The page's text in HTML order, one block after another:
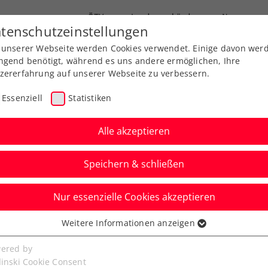
ÖTV Landesverbände News
Ausbildung Services Über uns
Geschäftsstelle des VTV
Webseite werden Cookies verwendet. Einige davon
benötigt, während es uns andere ermöglichen, Ihre
auf unserer Webseite zu verbessern.
Essenziell Statistiken
Alle akzeptieren
Speichern & schließen
Nur essenzielle Cookies akzeptieren
Cookies werden für grundlegende Funktionen der
benötigt. Dadurch ist gewährleistet, dass die Webseite
Weitere Informationen anzeigen
by
Cookie Consent